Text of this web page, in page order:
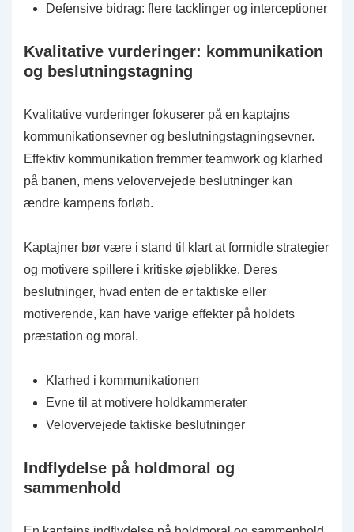
Defensive bidrag: flere tacklinger og interceptioner
Kvalitative vurderinger: kommunikation
og beslutningstagning
Kvalitative vurderinger fokuserer på en kaptajns
kommunikationsevner og beslutningstagningsevner.
Effektiv kommunikation fremmer teamwork og klarhed
på banen, mens velovervejede beslutninger kan
ændre kampens forløb.
Kaptajner bør være i stand til klart at formidle strategier
og motivere spillere i kritiske øjeblikke. Deres
beslutninger, hvad enten de er taktiske eller
motiverende, kan have varige effekter på holdets
præstation og moral.
Klarhed i kommunikationen
Evne til at motivere holdkammerater
Velovervejede taktiske beslutninger
Indflydelse på holdmoral og
sammenhold